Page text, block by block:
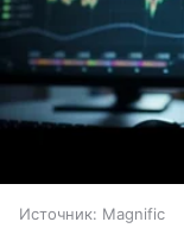
Источник: Magnific